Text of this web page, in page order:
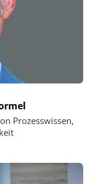
Prozesswissen,